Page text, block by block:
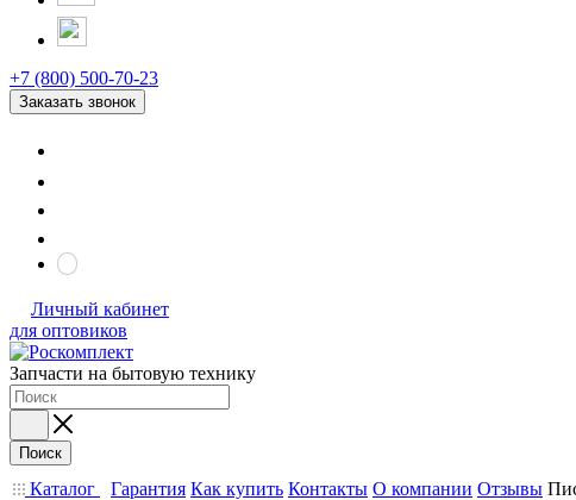
+7 (800) 500-70-23
Заказать звонок
Личный кабинет
для оптовиков
Запчасти на бытовую технику
Поиск
Каталог Гарантия Как купить Контакты О компании Отзывы